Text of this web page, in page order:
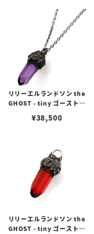
リリーエルランドソン the
GHOST - tiny ゴーストタ
ル オーバルチェーンセット
¥38,500
リリーエルランドソン the
GHOST - tiny ゴーストタ